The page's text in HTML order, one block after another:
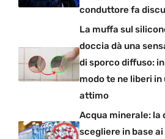
conduttore fa
La muffa sul
doccia dà una
di sporco diffuso:
modo te ne liberi in
attimo
Acqua minerale: la
scegliere in base ai